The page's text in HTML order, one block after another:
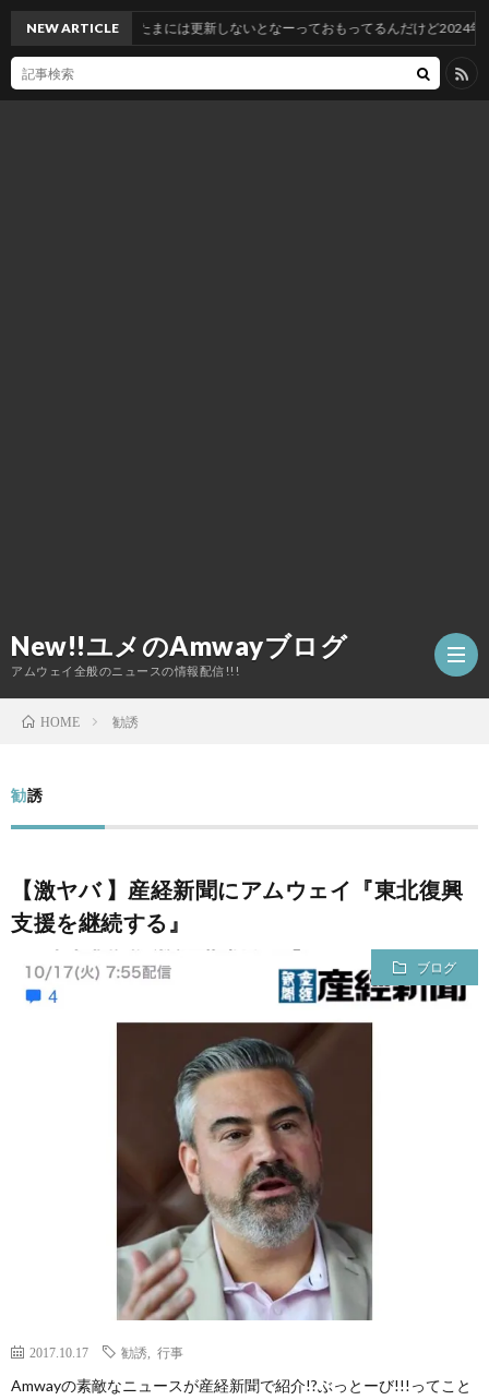
New!!ユメのAmwayブログ
アムウェイ全般のニュースの情報配信!!!
ア
ム
ウ
NEW ARTICLEたまには更新しないとなーっておもってるんだけど2024年1月
HOME 勧誘
勧誘
【激ヤバ 】産経新聞にアムウェイ『東北復興
支援を継続する』
ブログ
2017.10.17 勧誘 行事
Amwayの素敵なニュースが産経新聞で紹介!?ぶっとーび!!!ってこと